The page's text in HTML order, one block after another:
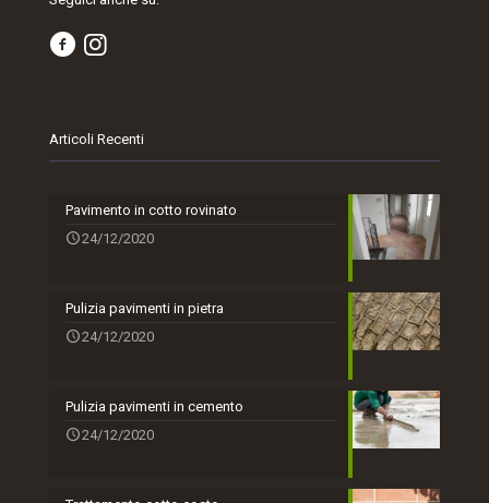
Articoli Recenti
Pavimento in cotto rovinato
24/12/2020
Pulizia pavimenti in pietra
24/12/2020
Pulizia pavimenti in cemento
24/12/2020